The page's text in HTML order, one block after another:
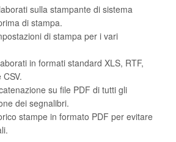
sulla stampante di sistema
di stampa.
di stampa per i vari
in formati standard XLS, RTF,
su file PDF di tutti gli
dei segnalibri.
stampe in formato PDF per evitare